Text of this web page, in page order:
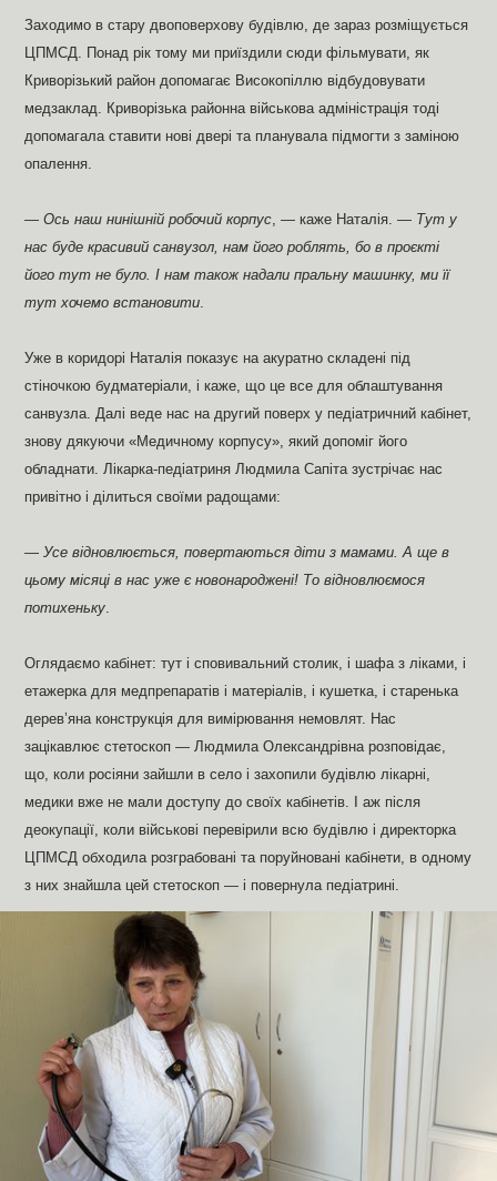
Заходимо в стару двоповерхову будівлю, де зараз розміщується
ЦПМСД. Понад рік тому ми приїздили сюди фільмувати, як
Криворізький район допомагає Високопіллю відбудовувати
медзаклад. Криворізька районна військова адміністрація тоді
допомагала ставити нові двері та планувала підмогти з заміною
опалення.
—Ось наш нинішній робочий корпус , — каже Наталія. — Тут у
нас буде красивий санвузол, нам його роблять, бо в проєкті
його тут не було. І нам також надали пральну машинку, ми її
тут хочемо встановити
Уже в коридорі Наталія показує на акуратно складені під
стіночкою будматеріали, і каже, що це все для облаштування
санвузла. Далі веде нас на другий поверх у педіатричний кабінет,
знову дякуючи «Медичному корпусу», який допоміг його
обладнати. Лікарка-педіатриня Людмила Сапіта зустрічає нас
привітно і ділиться своїми радощами:
—Усе відновлюється, повертаються діти з мамами. А ще в
цьому місяці в нас уже є новонароджені! То відновлюємося
потихеньку
Оглядаємо кабінет: тут і сповивальний столик, і шафа з ліками, і
етажерка для медпрепаратів і матеріалів, і кушетка, і старенька
дерев’яна конструкція для вимірювання немовлят. Нас
зацікавлює стетоскоп — Людмила Олександрівна розповідає,
що, коли росіяни зайшли в село і захопили будівлю лікарні,
медики вже не мали доступу до своїх кабінетів. І аж після
деокупації, коли військові перевірили всю будівлю і директорка
ЦПМСД обходила розграбовані та поруйновані кабінети, в одному
з них знайшла цей стетоскоп — і повернула педіатрині.